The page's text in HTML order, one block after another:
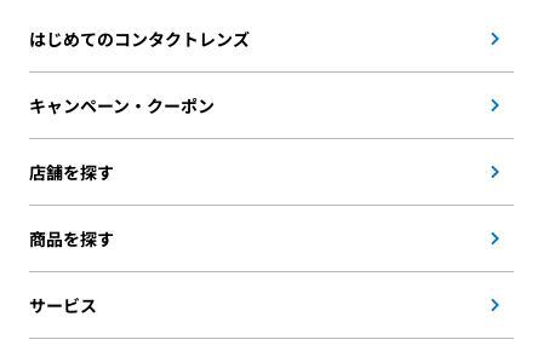
はじめてのコンタクトレンズ
キャンペーン・クーポン
店舗を探す
商品を探す
サービス